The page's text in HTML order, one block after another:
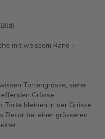
mit weissem Rand +
Tortengrösse, siehe
Grösse.
Torte bleiben in der Grösse
Decor bei einer grösseren